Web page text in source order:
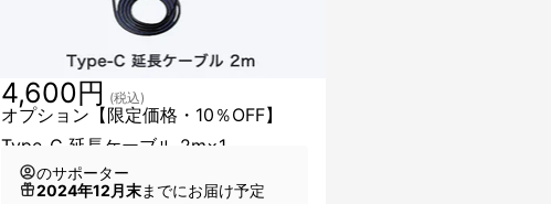
オプション【限定価格・10％OFF】
Type-C 延長ケーブル 2m×1
4,600円 (税込)
のサポーター
2024年12月末までにお届け予定